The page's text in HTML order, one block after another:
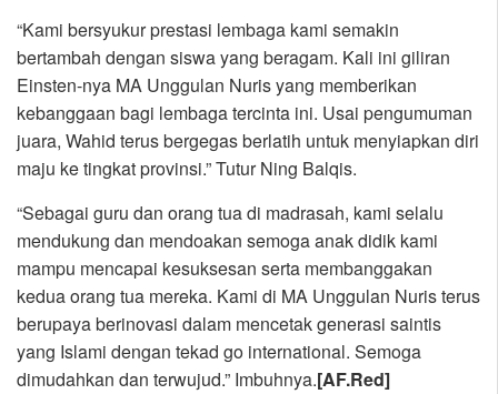
“Kami bersyukur prestasi lembaga kami semakin
bertambah dengan siswa yang beragam. Kali ini giliran
Einsten-nya MA Unggulan Nuris yang memberikan
kebanggaan bagi lembaga tercinta ini. Usai pengumuman
juara, Wahid terus bergegas berlatih untuk menyiapkan diri
maju ke tingkat provinsi.” Tutur Ning Balqis.
“Sebagai guru dan orang tua di madrasah, kami selalu
mendukung dan mendoakan semoga anak didik kami
mampu mencapai kesuksesan serta membanggakan
kedua orang tua mereka. Kami di MA Unggulan Nuris terus
berupaya berinovasi dalam mencetak generasi saintis
yang Islami dengan tekad go international. Semoga
dimudahkan dan terwujud.” Imbuhnya.[AF.Red]